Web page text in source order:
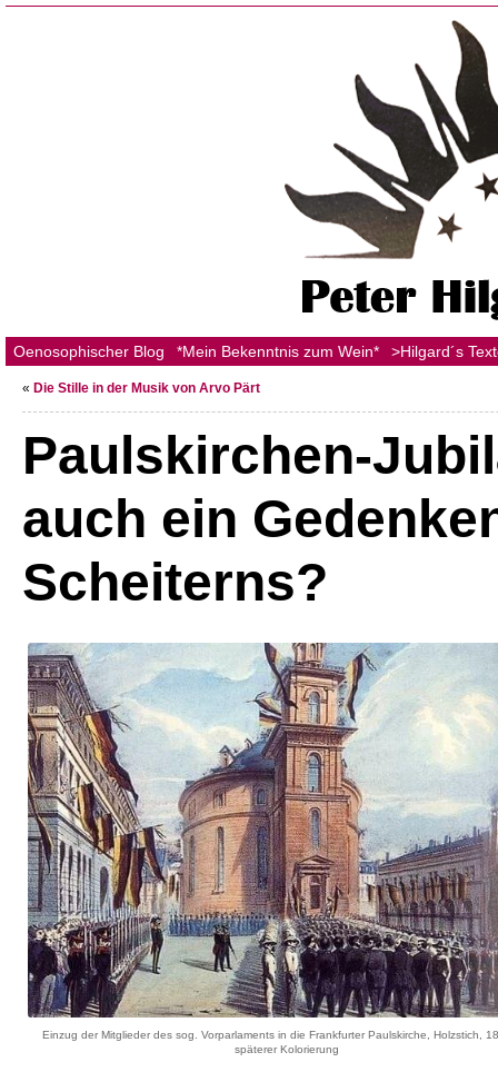
Oenosophischer Blog *Mein Bekenntnis zum Wein* >Hilgard´s
« Die Stille in der Musik von Arvo Pärt
Paulskirchen-
auch ein
Scheiterns?
Einzug der Mitglieder des sog. Vorparlaments in die Frankfurter Paulskirche, Holzstich,
späterer Kolorierung